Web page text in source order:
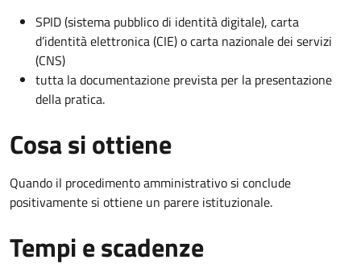
SPID (sistema pubblico di identità digitale), carta
d’identità elettronica (CIE) o carta nazionale dei servizi
(CNS)
tutta la documentazione prevista per la presentazione
della pratica.
Cosa si ottiene
Quando il procedimento amministrativo si conclude
positivamente si ottiene un parere istituzionale.
Tempi e scadenze